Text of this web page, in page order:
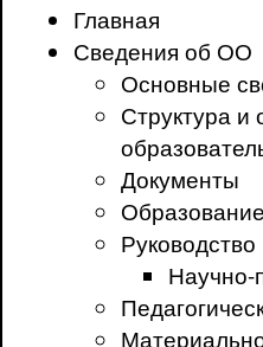
Главная
Сведения об ОО
Основные
Структура и
Документы
Образование
Руководство
Научно-